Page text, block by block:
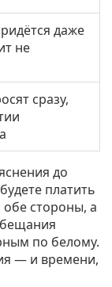
даже
не
сразу,
до
платить
стороны, а
по белому.
— и времени,